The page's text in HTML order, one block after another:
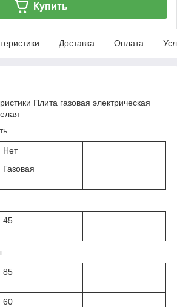
Купить
Доставка Оплата
Плита газовая электрическая
Нет
Газовая
45
85
60